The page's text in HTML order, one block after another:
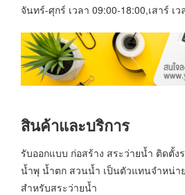
จันทร์-ศุกร์ เวลา 09:00-18:00,เสาร์ เ
สินค้าและบริการ
รับออกแบบ ก่อสร้าง สระว่ายน้ำ ติดตั้ง
น้ำพุ น้ำตก สวนน้ำ เป็นตัวแทนจำหน่
สำหรับสระว่ายน้ำ